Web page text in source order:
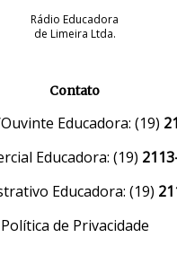
Rádio Educadora
de Limeira Ltda.
Contato
Educadora: (19)
Educadora:(19)
Educadora: (19)
Política de Privacidade